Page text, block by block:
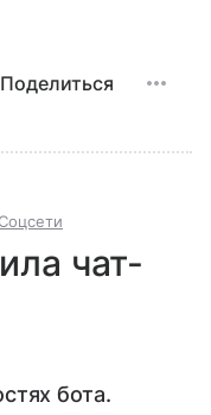
Поделиться
Соцсети
чат-
бота.